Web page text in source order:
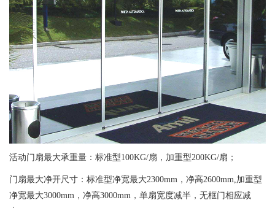
活动门扇最大承重量：标准型100KG/扇，加重型200KG/扇；
门扇最大净开尺寸：标准型净宽最大2300mm，净高2600mm,加重型
净宽最大3000mm，净高3000mm，单扇宽度减半，无框门相应减